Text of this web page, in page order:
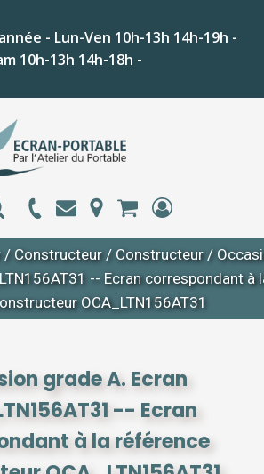
- Lun-Ven 10h-13h 14h-19h -
10h-13h 14h-18h -
/ Constructeur/ Constructeur/
-- Ecran correspondant à
OCA_LTN156AT31
grade A. Ecran
-- Ecran
à la référence